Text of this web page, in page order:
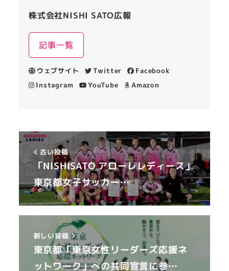
株式会社NISHI SATO広報
記事一覧
ウェブサイト Twitter
Facebook
Instagram
YouTube Amazon
古い投稿
「NISHISATO アローレレディース」
東京都女子サッカー…
新しい投稿
東京都「東京女性リーダーズ応援ネ
ットワーク」への共同宣言に参…